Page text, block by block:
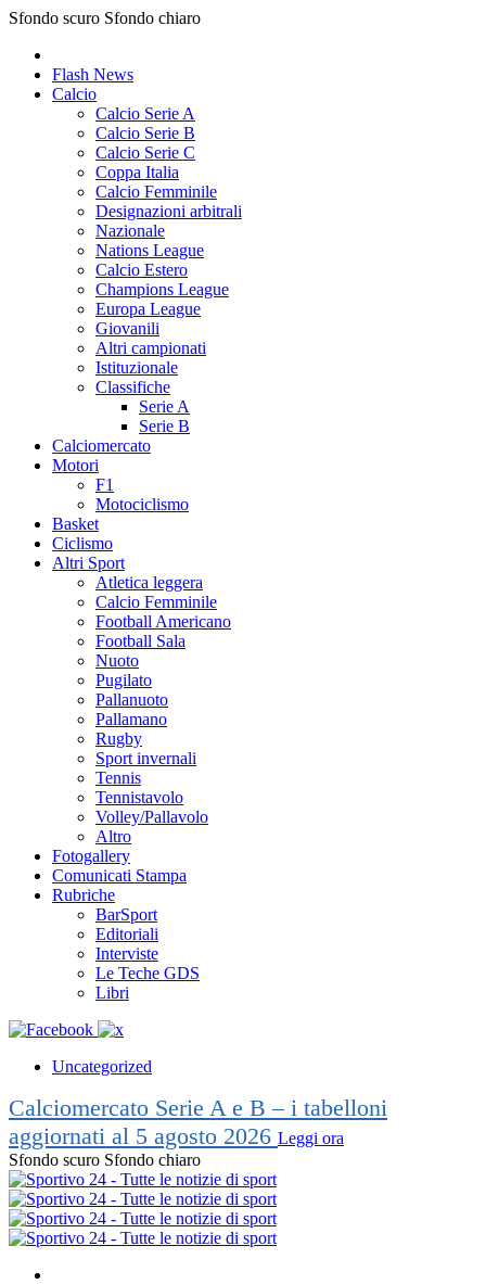
Sfondo scuro Sfondo chiaro
Flash News
Calcio
Calcio Serie A
Calcio Serie B
Calcio Serie C
Coppa Italia
Calcio Femminile
Designazioni arbitrali
Nazionale
Nations League
Calcio Estero
Champions League
Europa League
Giovanili
Altri campionati
Istituzionale
Classifiche
Serie A
Serie B
Calciomercato
Motori
F1
Motociclismo
Basket
Ciclismo
Altri Sport
Atletica leggera
Calcio Femminile
Football Americano
Football Sala
Nuoto
Pugilato
Pallanuoto
Pallamano
Rugby
Sport invernali
Tennis
Tennistavolo
Volley/Pallavolo
Altro
Fotogallery
Comunicati Stampa
Rubriche
BarSport
Editoriali
Interviste
Le Teche GDS
Libri
Uncategorized
Calciomercato Serie A e B – i tabelloni
aggiornati al 5 agosto 2026 Leggi ora
Sfondo scuro Sfondo chiaro